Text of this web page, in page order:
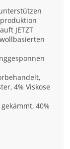
JETZT
4% Viskose
40%